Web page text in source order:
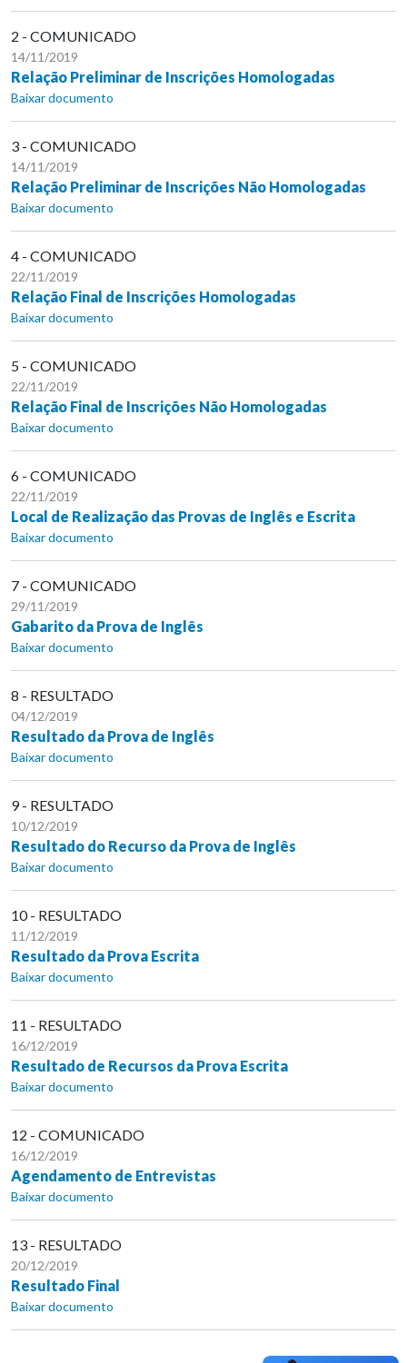
2 - COMUNICADO
14/11/2019
Relação Preliminar de Inscrições Homologadas
Baixar documento
3 - COMUNICADO
14/11/2019
Relação Preliminar de Inscrições Não Homologadas
Baixar documento
4 - COMUNICADO
22/11/2019
Relação Final de Inscrições Homologadas
Baixar documento
5 - COMUNICADO
22/11/2019
Relação Final de Inscrições Não Homologadas
Baixar documento
6 - COMUNICADO
22/11/2019
Local de Realização das Provas de Inglês e Escrita
Baixar documento
7 - COMUNICADO
29/11/2019
Gabarito da Prova de Inglês
Baixar documento
8 - RESULTADO
04/12/2019
Resultado da Prova de Inglês
Baixar documento
9 - RESULTADO
10/12/2019
Resultado do Recurso da Prova de Inglês
Baixar documento
10 - RESULTADO
11/12/2019
Resultado da Prova Escrita
Baixar documento
11 - RESULTADO
16/12/2019
Resultado de Recursos da Prova Escrita
Baixar documento
12 - COMUNICADO
16/12/2019
Agendamento de Entrevistas
Baixar documento
13 - RESULTADO
20/12/2019
Resultado Final
Baixar documento